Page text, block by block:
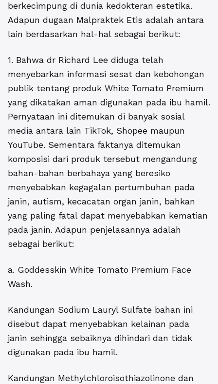
berkecimpung di dunia kedokteran estetika.
Adapun dugaan Malpraktek Etis adalah antara
lain berdasarkan hal-hal sebagai berikut:
1. Bahwa dr Richard Lee diduga telah
menyebarkan informasi sesat dan kebohongan
publik tentang produk White Tomato Premium
yang dikatakan aman digunakan pada ibu hamil.
Pernyataan ini ditemukan di banyak sosial
media antara lain TikTok, Shopee maupun
YouTube. Sementara faktanya ditemukan
komposisi dari produk tersebut mengandung
bahan-bahan berbahaya yang beresiko
menyebabkan kegagalan pertumbuhan pada
janin, autism, kecacatan organ janin, bahkan
yang paling fatal dapat menyebabkan kematian
pada janin. Adapun penjelasannya adalah
sebagai berikut:
a. Goddesskin White Tomato Premium Face
Wash.
Kandungan Sodium Lauryl Sulfate bahan ini
disebut dapat menyebabkan kelainan pada
janin sehingga sebaiknya dihindari dan tidak
digunakan pada ibu hamil.
Kandungan Methylchloroisothiazolinone dan